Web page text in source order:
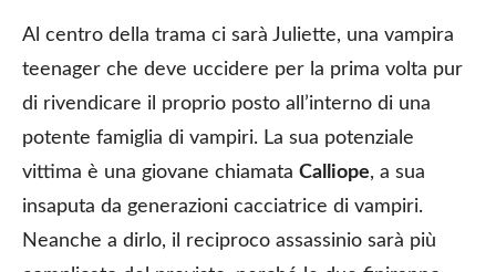
Al centro della trama ci sarà Juliette, una vampira
teenager che deve uccidere per la prima volta pur
di rivendicare il proprio posto all’interno di una
potente famiglia di vampiri. La sua potenziale
vittima è una giovane chiamata Calliope, a sua
insaputa da generazioni cacciatrice di vampiri.
Neanche a dirlo, il reciproco assassinio sarà più